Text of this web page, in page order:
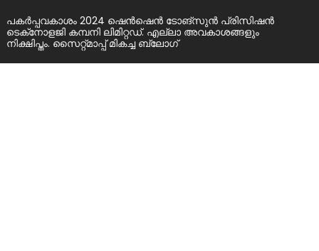
പകർപ്പവകാശം 2024 ഷെൻ‌ഷെൻ ടോങ്‌സുൻ പ്രിസിഷൻ
ടെക്‌നോളജി കമ്പനി ലിമിറ്റഡ്. എല്ലാ അവകാശങ്ങളും
നിക്ഷിപ്തം. സൈറ്റ്മാപ്പ് മികച്ച ബ്ലോഗ്